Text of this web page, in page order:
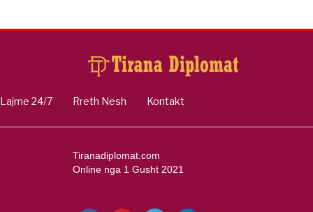
inteligjente izraelite
Lajme 24/7 Rreth Nesh Kontakt
Tiranadiplomat.com
Online nga 1 Gusht 2021